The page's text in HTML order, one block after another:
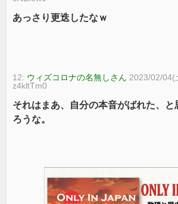
あっさり更迭したなｗ
12: ウィズコロナの名無しさん 2023/02/04(
z4kltTm0
それはまあ、自分の本音がばれた、
ろうな。